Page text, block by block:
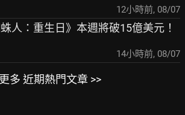
12小時前, 08/07
人：重生日》本週將破15億美元！
14小時前, 08/07
更多 近期熱門文章 >>